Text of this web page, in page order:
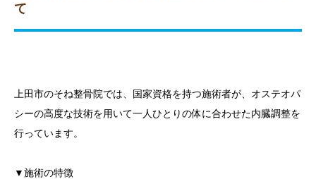
て
上田市のそね整骨院では、国家資格を持つ施術者が、オステオパ
シーの高度な技術を用いて一人ひとりの体に合わせた内臓調整を
行っています。
▼施術の特徴